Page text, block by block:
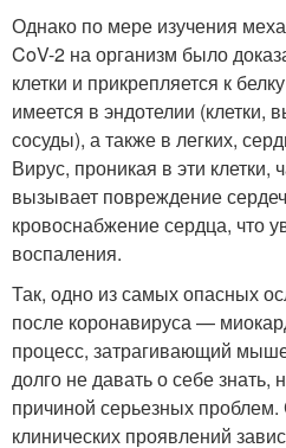
Однако по мере изучения
CoV-2 на организм было
клетки и прикрепляется к
имеется в эндотелии
сосуды), а также в легких,
Вирус, проникая в эти клетки,
вызывает повреждение
кровоснабжение сердца, что
воспаления.
Так, одно из самых опасных
после коронавируса —
процесс, затрагивающий
долго не давать о себе знать,
причиной серьезных
клинических проявлений